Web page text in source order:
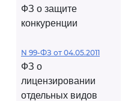
ФЗ о защите
конкуренции
N 99-ФЗ от 04.05.2011
ФЗ о
лицензировании
отдельных видов